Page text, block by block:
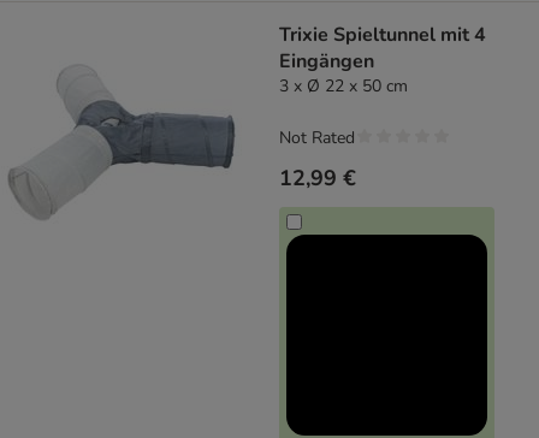
Trixie Spieltunnel mit 4
Eingängen
3 x Ø 22 x 50 cm
12,99 €
Not Rated